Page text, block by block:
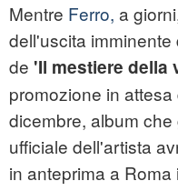
Mentre Ferro, a
dell'uscita
de 'Il mestiere della
promozione in
dicembre, album
ufficiale dell'artista
in anteprima a